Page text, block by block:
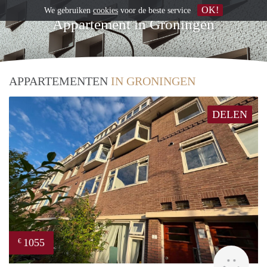
Appartement in Groningen
APPARTEMENTEN IN GRONINGEN
DELEN
€ 1055
We gebruiken cookies voor de beste service OK!